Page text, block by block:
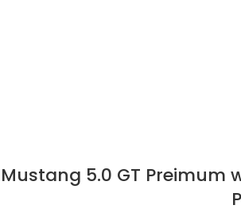
⁦Mustang 5.0 GT Preimum